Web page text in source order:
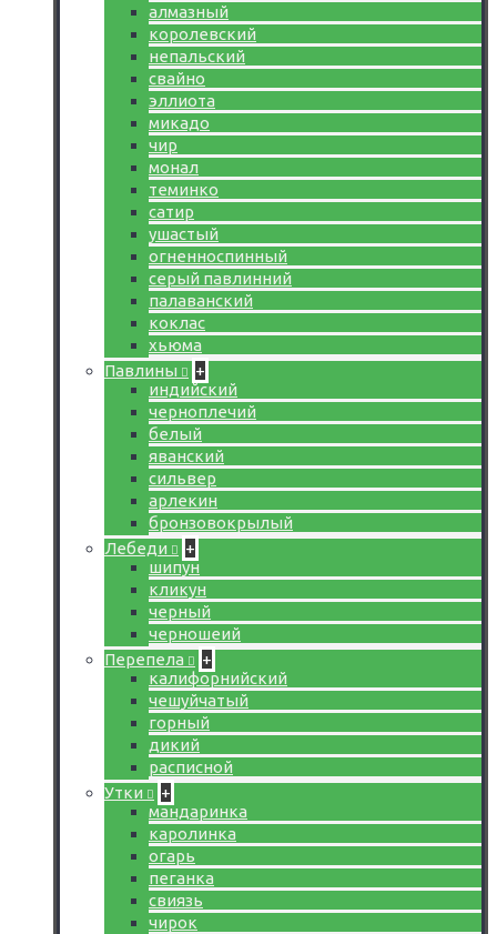
алмазный
королевский
непальский
свайно
эллиота
микадо
чир
монал
теминко
сатир
ушастый
огненноспинный
серый павлинний
палаванский
коклас
хьюма
Павлины
+
индийский
черноплечий
белый
яванский
сильвер
арлекин
бронзовокрылый
Лебеди
+
шипун
кликун
черный
черношеий
Перепела
+
калифорнийский
чешуйчатый
горный
дикий
расписной
Утки
+
мандаринка
каролинка
огарь
пеганка
свиязь
чирок